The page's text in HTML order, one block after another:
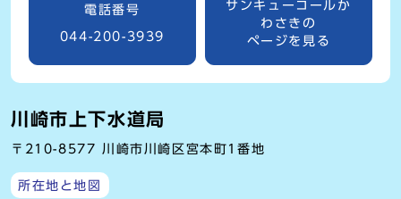
電話番号
044-200-3939
サンキューコールか
わさきの
ページを見る
川崎市上下水道局
〒210-8577 川崎市川崎区宮本町1番地
所在地と地図